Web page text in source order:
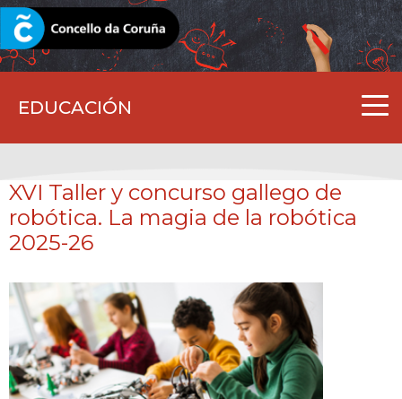
EDUCACIÓN
CORUNA.GAL
XVI Taller y concurso gallego de
robótica. La magia de la robótica
2025-26